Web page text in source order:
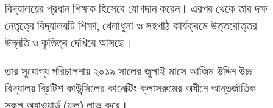
বিদ্যালয়ের প্রধান শিক্ষক হিসেবে যোগদান করেন। এরপর থেকে তার দক্ষ
নেতৃত্বে বিদ্যালয়টি শিক্ষা, খেলাধুলা ও সহপাঠ কার্যক্রমে উত্তরোত্তর
উন্নতি ও কৃতিত্ব দেখিয়ে আসছে।
তার সুযোগ্য পরিচালনায় ২০১৯ সালের জুলাই মাসে আজিম উদ্দিন উচ্চ
বিদ্যালয় ব্রিটিশ কাউন্সিলের কানেক্টিং ক্লাসরুমের অধীনে আন্তর্জাতিক